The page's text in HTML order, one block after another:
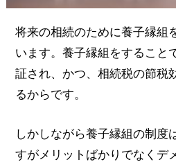
将来の相続のために養子縁組
います。養子縁組をすること
証され、かつ、相続税の節税
るからです。
しかしながら養子縁組の制度
すがメリットばかりでなくデ